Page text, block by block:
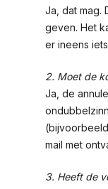
Ja, dat mag.
geven. Het
er ineens
2. Moet de
Ja, de
mail met
3. Heeft de